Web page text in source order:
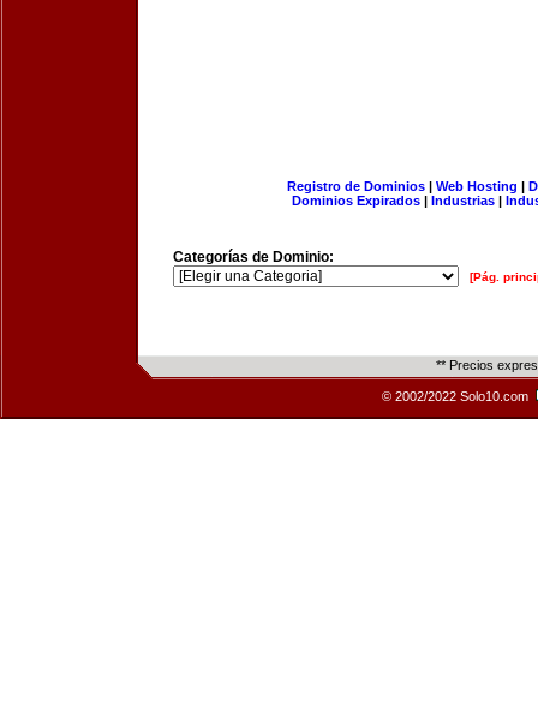
Registro de Dominios| Web Hosting |
Dominios Expirados | Industrias |
Categorías de Dominio:
[Pág.
** Precios
© 2002/2022 Solo10.com